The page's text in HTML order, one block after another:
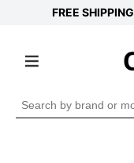
FREE SHIPPING
Search
for: